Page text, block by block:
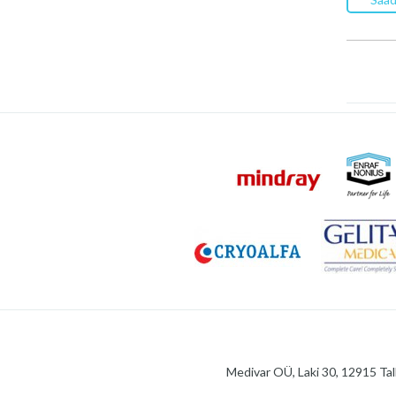
Medivar OÜ, Laki 30, 12915